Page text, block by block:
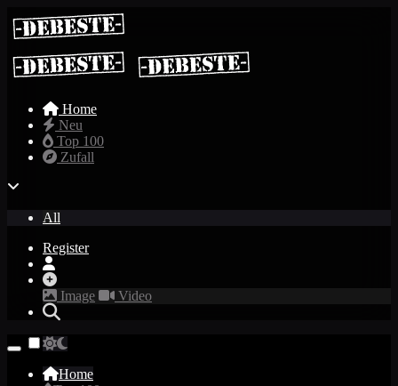
Home
Neu
Top 100
Zufall
All
Register
Image Video
Home